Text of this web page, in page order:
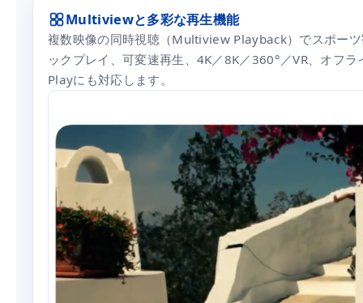
Multiviewと多彩な再生機能
複数映像の同時視聴（Multiview Playback）でスポー
ックプレイ、可変速再生、4K／8K／360°／VR、オフ
Playにも対応します。